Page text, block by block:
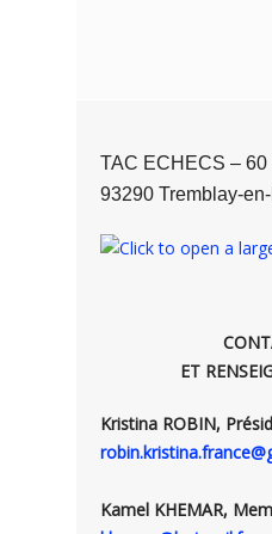
TAC ECHECS – 60
93290 Tremblay-
ET
Kristina ROBIN,
Kamel KHEMAR,